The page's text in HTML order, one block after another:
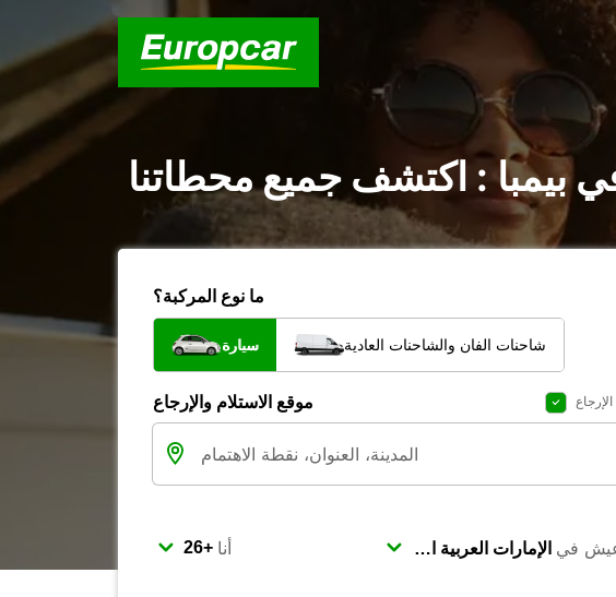
بيمبا : اكتشف جميع محطاتنا
ما نوع المركبة؟
سيارة شاحنات الفان والشاحنات العادية
موقع الاستلام والإرجاع
أنا في